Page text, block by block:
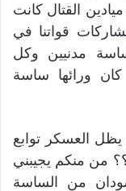
القتال كانت
قواتنا في
مدنيين وكل
كان ورائها ساسة
العسكر توابع
من منكم يجيبني
من الساسة